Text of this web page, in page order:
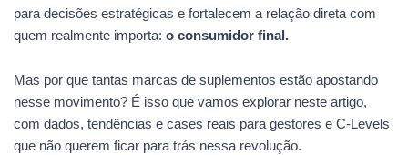
para decisões estratégicas e fortalecem a relação direta com
quem realmente importa: o consumidor final.
Mas por que tantas marcas de suplementos estão apostando
nesse movimento? É isso que vamos explorar neste artigo,
com dados, tendências e cases reais para gestores e C-Levels
que não querem ficar para trás nessa revolução.